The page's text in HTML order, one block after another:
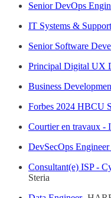
Senior DevOps
IT Systems &
Senior Software
Principal Digital UX
Business
Forbes 2024 HBCU
Courtier en travaux -
DevSecOps
Consultant(e) ISP -
Steria